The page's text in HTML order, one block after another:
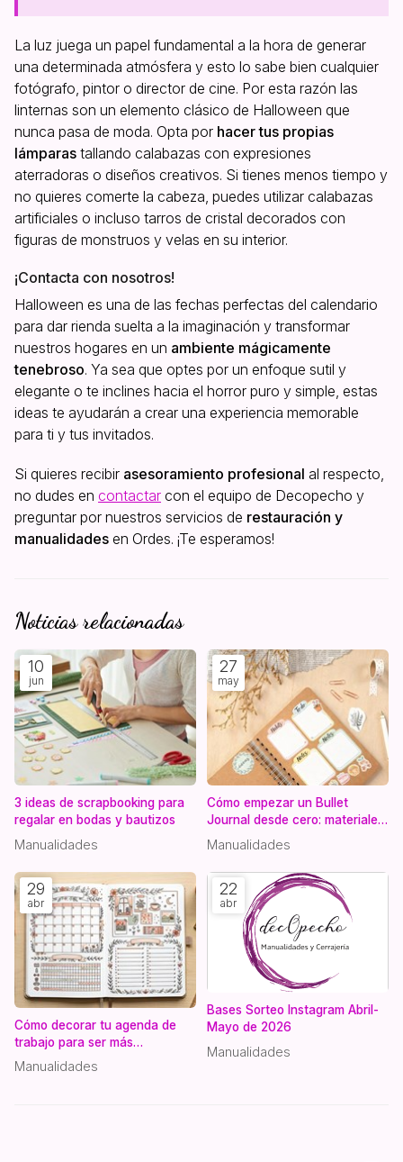
La luz juega un papel fundamental a la hora de generar
una determinada atmósfera y esto lo sabe bien cualquier
fotógrafo, pintor o director de cine. Por esta razón las
linternas son un elemento clásico de Halloween que
nunca pasa de moda. Opta por hacer tus propias
lámparas tallando calabazas con expresiones
aterradoras o diseños creativos. Si tienes menos tiempo y
no quieres comerte la cabeza, puedes utilizar calabazas
artificiales o incluso tarros de cristal decorados con
figuras de monstruos y velas en su interior.
¡Contacta con nosotros!
Halloween es una de las fechas perfectas del calendario
para dar rienda suelta a la imaginación y transformar
nuestros hogares en un ambiente mágicamente
tenebroso. Ya sea que optes por un enfoque sutil y
elegante o te inclines hacia el horror puro y simple, estas
ideas te ayudarán a crear una experiencia memorable
para ti y tus invitados.
Si quieres recibir asesoramiento profesional al respecto,
no dudes en contactar con el equipo de Decopecho y
preguntar por nuestros servicios de restauración y
manualidades en Ordes. ¡Te esperamos!
Noticias relacionadas
10
jun
3 ideas de scrapbooking para
regalar en bodas y bautizos
Manualidades
27
may
Cómo empezar un Bullet
Journal desde cero: materiales
esenciales
Manualidades
29
abr
Cómo decorar tu agenda de
trabajo para ser más
productiva y menos estresada
Manualidades
22
abr
Bases Sorteo Instagram Abril-
Mayo de 2026
Manualidades